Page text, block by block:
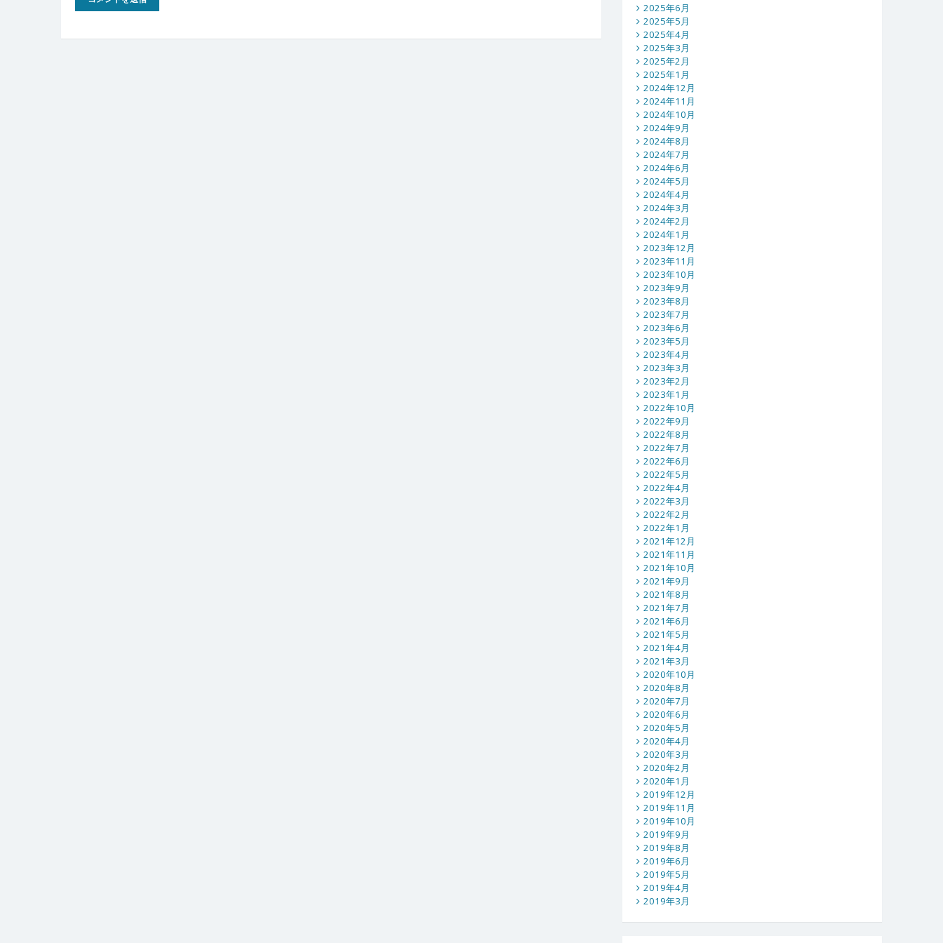
2025年6月
2025年5月
2025年4月
2025年3月
2025年2月
2025年1月
2024年12月
2024年11月
2024年10月
2024年9月
2024年8月
2024年7月
2024年6月
2024年5月
2024年4月
2024年3月
2024年2月
2024年1月
2023年12月
2023年11月
2023年10月
2023年9月
2023年8月
2023年7月
2023年6月
2023年5月
2023年4月
2023年3月
2023年2月
2023年1月
2022年10月
2022年9月
2022年8月
2022年7月
2022年6月
2022年5月
2022年4月
2022年3月
2022年2月
2022年1月
2021年12月
2021年11月
2021年10月
2021年9月
2021年8月
2021年7月
2021年6月
2021年5月
2021年4月
2021年3月
2020年10月
2020年8月
2020年7月
2020年6月
2020年5月
2020年4月
2020年3月
2020年2月
2020年1月
2019年12月
2019年11月
2019年10月
2019年9月
2019年8月
2019年6月
2019年5月
2019年4月
2019年3月